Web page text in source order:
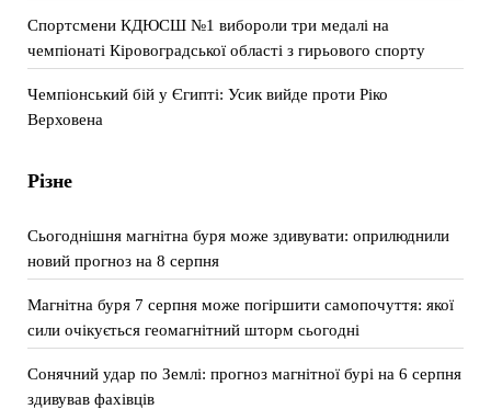
Спортсмени КДЮСШ №1 вибороли три медалі на
чемпіонаті Кіровоградської області з гирьового спорту
Чемпіонський бій у Єгипті: Усик вийде проти Ріко
Верховена
Різне
Сьогоднішня магнітна буря може здивувати: оприлюднили
новий прогноз на 8 серпня
Магнітна буря 7 серпня може погіршити самопочуття: якої
сили очікується геомагнітний шторм сьогодні
Сонячний удар по Землі: прогноз магнітної бурі на 6 серпня
здивував фахівців